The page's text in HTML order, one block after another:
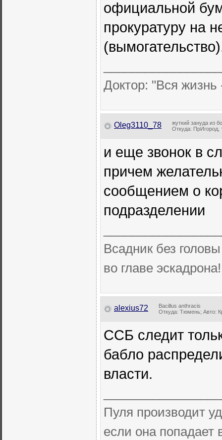
официальной
прокуратуру на
Доктор: "Вся жизнь
Oleg3110_78
жуткий зануда из
Откуда: ПрИгород,
и еще звонок в
причем
сообщением о
подразделении
Всадник без
во главе
alexius72
Bacillus anthracis
Откуда: Тюмень; Авто:
ССБ следит
бабло
власти.
Пуля производит
если она попадает